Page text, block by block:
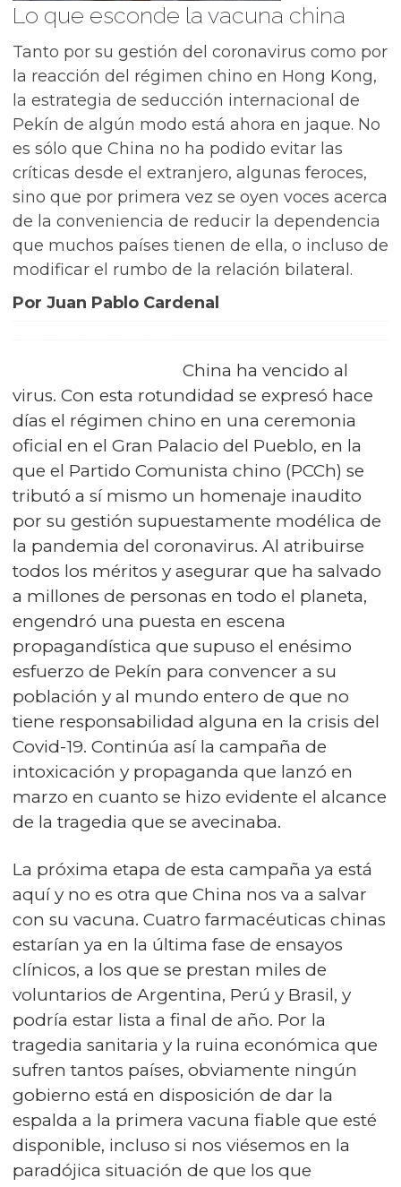
Lo que esconde la vacuna china
Tanto por su gestión del coronavirus como por
la reacción del régimen chino en Hong Kong,
la estrategia de seducción internacional de
Pekín de algún modo está ahora en jaque. No
es sólo que China no ha podido evitar las
críticas desde el extranjero, algunas feroces,
sino que por primera vez se oyen voces acerca
de la conveniencia de reducir la dependencia
que muchos países tienen de ella, o incluso de
modificar el rumbo de la relación bilateral.
Por Juan Pablo Cardenal
China ha vencido al
virus. Con esta rotundidad se expresó hace
días el régimen chino en una ceremonia
oficial en el Gran Palacio del Pueblo, en la
que el Partido Comunista chino (PCCh) se
tributó a sí mismo un homenaje inaudito
por su gestión supuestamente modélica de
la pandemia del coronavirus. Al atribuirse
todos los méritos y asegurar que ha salvado
a millones de personas en todo el planeta,
engendró una puesta en escena
propagandística que supuso el enésimo
esfuerzo de Pekín para convencer a su
población y al mundo entero de que no
tiene responsabilidad alguna en la crisis del
Covid-19. Continúa así la campaña de
intoxicación y propaganda que lanzó en
marzo en cuanto se hizo evidente el alcance
de la tragedia que se avecinaba.
La próxima etapa de esta campaña ya está
aquí y no es otra que China nos va a salvar
con su vacuna. Cuatro farmacéuticas chinas
estarían ya en la última fase de ensayos
clínicos, a los que se prestan miles de
voluntarios de Argentina, Perú y Brasil, y
podría estar lista a final de año. Por la
tragedia sanitaria y la ruina económica que
sufren tantos países, obviamente ningún
gobierno está en disposición de dar la
espalda a la primera vacuna fiable que esté
disponible, incluso si nos viésemos en la
paradójica situación de que los que